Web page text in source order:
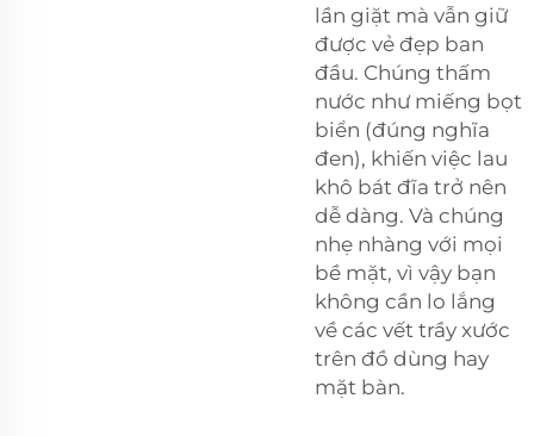
lần giặt mà vẫn giữ
được vẻ đẹp ban
đầu. Chúng thấm
nước như miếng bọt
biển (đúng nghĩa
đen), khiến việc lau
khô bát đĩa trở nên
dễ dàng. Và chúng
nhẹ nhàng với mọi
bề mặt, vì vậy bạn
không cần lo lắng
về các vết trầy xước
trên đồ dùng hay
mặt bàn.